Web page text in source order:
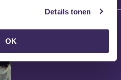
Details tonen
OKWillem’s Blog: Ão